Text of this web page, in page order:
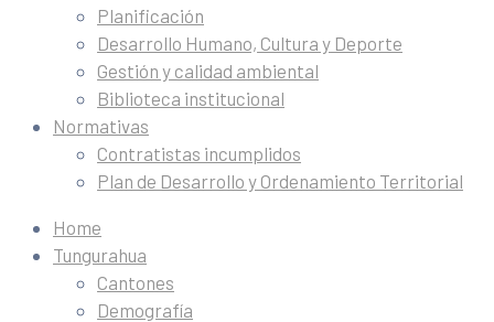
Planificación
Desarrollo Humano, Cultura y Deporte
Gestión y calidad ambiental
Biblioteca institucional
Normativas
Contratistas incumplidos
Plan de Desarrollo y Ordenamiento Territorial
Home
Tungurahua
Cantones
Demografía